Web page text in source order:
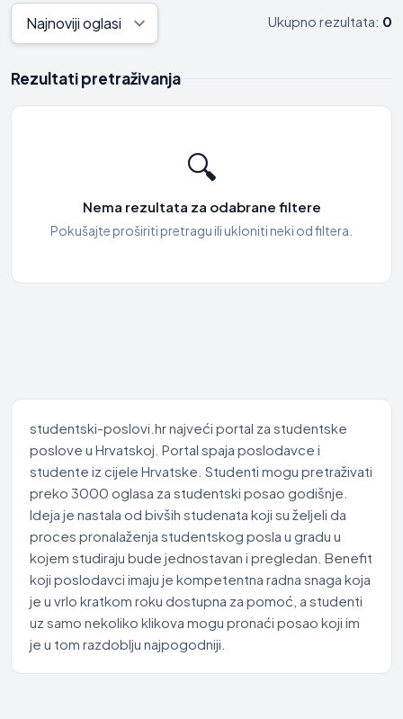
Ukupno rezultata: 0
Rezultati pretraživanja
🔍
Nema rezultata za odabrane filtere
Pokušajte proširiti pretragu ili ukloniti neki od filtera.
studentski-poslovi.hr najveći portal za studentske
poslove u Hrvatskoj. Portal spaja poslodavce i
studente iz cijele Hrvatske. Studenti mogu pretraživati
preko 3000 oglasa za studentski posao godišnje.
Ideja je nastala od bivših studenata koji su željeli da
proces pronalaženja studentskog posla u gradu u
kojem studiraju bude jednostavan i pregledan. Benefit
koji poslodavci imaju je kompetentna radna snaga koja
je u vrlo kratkom roku dostupna za pomoć, a studenti
uz samo nekoliko klikova mogu pronaći posao koji im
je u tom razdoblju najpogodniji.